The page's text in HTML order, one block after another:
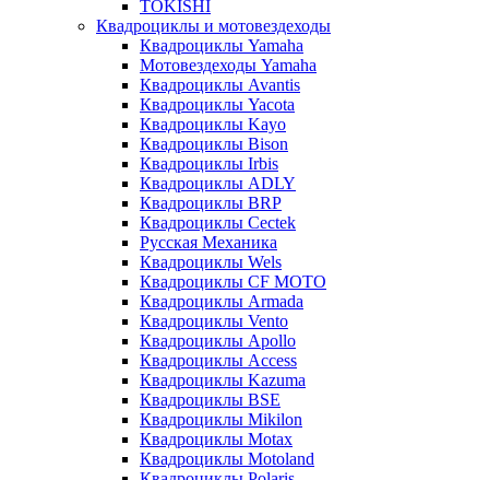
TOKISHI
Квадроциклы и мотовездеходы
Квадроциклы Yamaha
Мотовездеходы Yamaha
Квадроциклы Avantis
Квадроциклы Yacota
Квадроциклы Kayo
Квадроциклы Bison
Квадроциклы Irbis
Квадроциклы ADLY
Квадроциклы BRP
Квадроциклы Cectek
Русская Механика
Квадроциклы Wels
Квадроциклы CF MOTO
Квадроциклы Armada
Квадроциклы Vento
Квадроциклы Apollo
Квадроциклы Access
Квадроциклы Kazuma
Квадроциклы BSE
Квадроциклы Mikilon
Квадроциклы Motax
Квадроциклы Motoland